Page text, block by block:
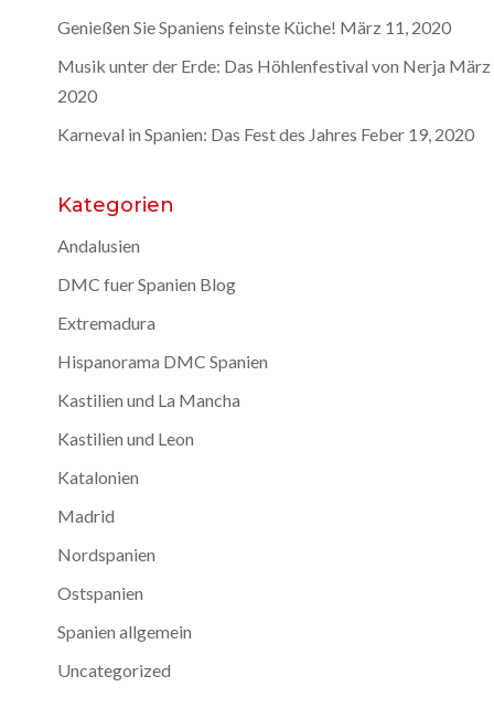
Genießen Sie Spaniens feinste Küche! März 11, 2020
Musik unter der Erde: Das Höhlenfestival von Nerja März
2020
Karneval in Spanien: Das Fest des Jahres Feber 19, 2020
Kategorien
Andalusien
DMC fuer Spanien Blog
Extremadura
Hispanorama DMC Spanien
Kastilien und La Mancha
Kastilien und Leon
Katalonien
Madrid
Nordspanien
Ostspanien
Spanien allgemein
Uncategorized